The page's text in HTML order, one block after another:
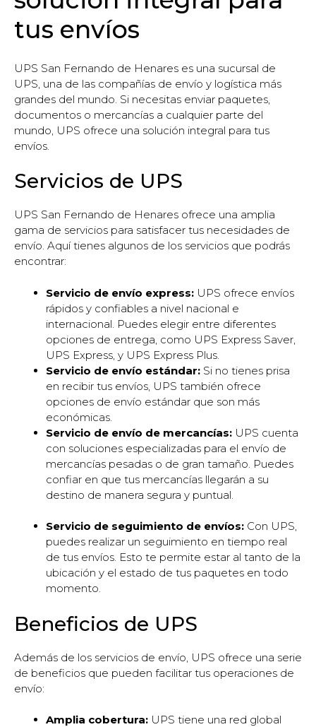
tus envíos
UPS San Fernando de Henares es una sucursal de
UPS, una de las compañías de envío y logística más
grandes del mundo. Si necesitas enviar paquetes,
documentos o mercancías a cualquier parte del
mundo, UPS ofrece una solución integral para tus
envíos.
Servicios de UPS
UPS San Fernando de Henares ofrece una amplia
gama de servicios para satisfacer tus necesidades de
envío. Aquí tienes algunos de los servicios que podrás
encontrar:
Servicio de envío express: UPS ofrece envíos
rápidos y confiables a nivel nacional e
internacional. Puedes elegir entre diferentes
opciones de entrega, como UPS Express Saver,
UPS Express, y UPS Express Plus.
Servicio de envío estándar: Si no tienes prisa
en recibir tus envíos, UPS también ofrece
opciones de envío estándar que son más
económicas.
Servicio de envío de mercancías: UPS cuenta
con soluciones especializadas para el envío de
mercancías pesadas o de gran tamaño. Puedes
confiar en que tus mercancías llegarán a su
destino de manera segura y puntual.
Servicio de seguimiento de envíos: Con UPS,
puedes realizar un seguimiento en tiempo real
de tus envíos. Esto te permite estar al tanto de la
ubicación y el estado de tus paquetes en todo
momento.
Beneficios de UPS
Además de los servicios de envío, UPS ofrece una serie
de beneficios que pueden facilitar tus operaciones de
envío:
Amplia cobertura: UPS tiene una red global